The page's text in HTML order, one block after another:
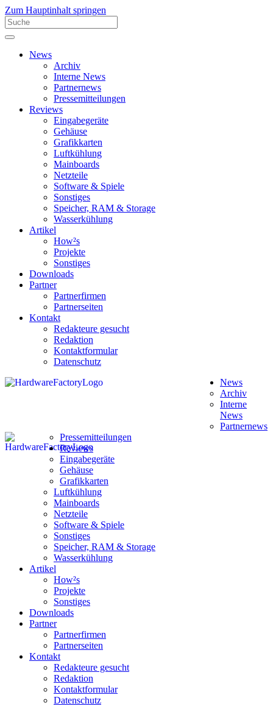
Zum Hauptinhalt springen
News
Archiv
Interne News
Partnernews
Pressemitteilungen
Reviews
Eingabegeräte
Gehäuse
Grafikkarten
Luftkühlung
Mainboards
Netzteile
Software & Spiele
Sonstiges
Speicher, RAM & Storage
Wasserkühlung
Artikel
How²s
Projekte
Sonstiges
Downloads
Partner
Partnerfirmen
Partnerseiten
Kontakt
Redakteure gesucht
Redaktion
Kontaktformular
Datenschutz
News
Archiv
Interne
News
Partnernews
Pressemitteilungen
Reviews
Eingabegeräte
Gehäuse
Grafikkarten
Luftkühlung
Mainboards
Netzteile
Software & Spiele
Sonstiges
Speicher, RAM & Storage
Wasserkühlung
Artikel
How²s
Projekte
Sonstiges
Downloads
Partner
Partnerfirmen
Partnerseiten
Kontakt
Redakteure gesucht
Redaktion
Kontaktformular
Datenschutz